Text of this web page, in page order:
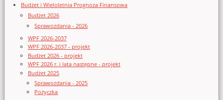
Budżet i Wieloletnia Prognoza Finansowa
Budżet 2026
Sprawozdania - 2026
WPF 2026-2037
WPF 2026-2037 - projekt
Budżet 2026 - projekt
WPF 2026 r. i lata następne - projekt
Budżet 2025
Sprawozdania - 2025
Pożyczka